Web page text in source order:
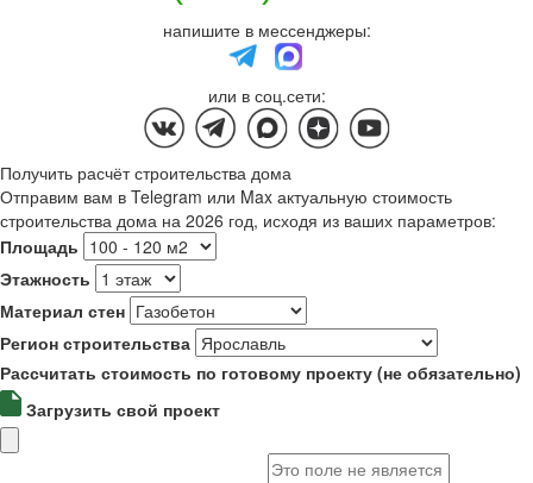
напишите в мессенджеры:
или в соц.сети:
Получить расчёт строительства дома
Отправим вам в Telegram или Max актуальную стоимость
строительства дома на 2026 год, исходя из ваших параметров:
Площадь
Этажность
Материал стен
Регион строительства
Рассчитать стоимость по готовому проекту (не обязательно)
Загрузить свой проект